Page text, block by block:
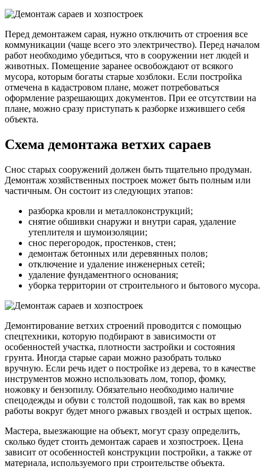
Перед демонтажем сарая, нужно отключить от строения все
коммуникации (чаще всего это электричество). Перед началом
работ необходимо убедиться, что в сооружении нет людей и
животных. Помещение заранее освобождают от всякого
мусора, которым богаты старые хозблоки. Если постройка
отмечена в кадастровом плане, может потребоваться
оформление разрешающих документов. При ее отсутствии на
плане, можно сразу приступать к разборке изжившего себя
объекта.
Схема демонтажа ветхих сараев
Снос старых сооружений должен быть тщательно продуман.
Демонтаж хозяйственных построек может быть полным или
частичным. Он состоит из следующих этапов:
разборка кровли и металлоконструкций;
снятие обшивки снаружи и внутри сарая, удаление
утеплителя и шумоизоляции;
снос перегородок, простенков, стен;
демонтаж бетонных или деревянных полов;
отключение и удаление инженерных сетей;
удаление фундаментного основания;
уборка территории от строительного и бытового мусора.
Демонтирование ветхих строений проводится с помощью
спецтехники, которую подбирают в зависимости от
особенностей участка, плотности застройки и состояния
грунта. Иногда старые сараи можно разобрать только
вручную. Если речь идет о постройке из дерева, то в качестве
инструментов можно использовать лом, топор, фомку,
ножовку и бензопилу. Обязательно необходимо наличие
спецодежды и обуви с толстой подошвой, так как во время
работы вокруг будет много ржавых гвоздей и острых щепок.
Мастера, выезжающие на объект, могут сразу определить,
сколько будет стоить демонтаж сараев и хозпостроек. Цена
зависит от особенностей конструкции постройки, а также от
материала, используемого при строительстве объекта.